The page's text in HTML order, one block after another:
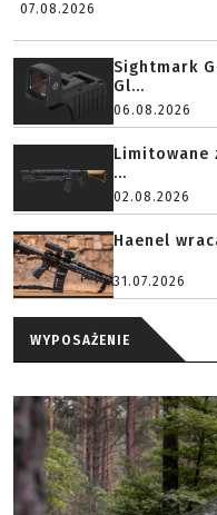
07.08.2026
Sightmark
Gl...
06.08.2026
Limitowane
...
02.08.2026
Haenel
31.07.2026
WYPOSAŻENIE